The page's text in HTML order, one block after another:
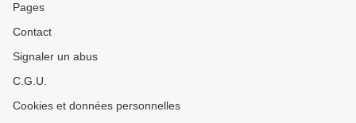
Pages
Contact
Signaler un abus
C.G.U.
Cookies et données personnelles